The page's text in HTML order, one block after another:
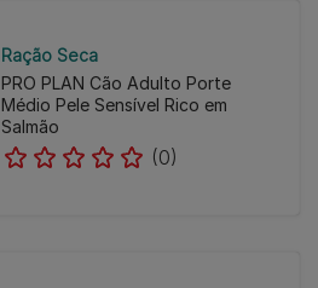
Ração Seca
PRO PLAN Cão Adulto Porte
Médio Pele Sensível Rico em
Salmão
(0)